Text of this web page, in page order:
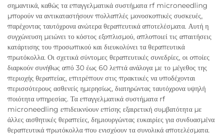
σημαντικά, καθώς τα επαγγελματικά συστήματα rf microneedling
μπορούν να αντικαταστήσουν πολλαπλές μονοσκοπικές συσκευές,
παρέχοντας ταυτόχρονα ανώτερα θεραπευτικά αποτελέσματα. Αυτή η
συγχώνευση μειώνει το κόστος εξοπλισμού, απλοποιεί τις απαιτήσεις
κατάρτισης του προσωπικού και διευκολύνει τα θεραπευτικά
πρωτόκολλα. Οι σχετικά σύντομες θεραπευτικές συνεδρίες, οι οποίες
διαρκούν συνήθως από 30 έως 60 λεπτά ανάλογα με το μέγεθος της
περιοχής θεραπείας, επιτρέπουν στις πρακτικές να υποδέχονται
περισσότερους ασθενείς ημερησίως, διατηρώντας ταυτόχρονα υψηλή
ποιότητα υπηρεσίας. Τα επαγγελματικά συστήματα rf
microneedling επιδεικνύουν επίσης εξαιρετική συμβατότητα με
άλλες αισθητικές θεραπείες, δημιουργώντας ευκαιρίες για συνδυασμένα
θεραπευτικά πρωτόκολλα που ενισχύουν τα συνολικά αποτελέσματα.